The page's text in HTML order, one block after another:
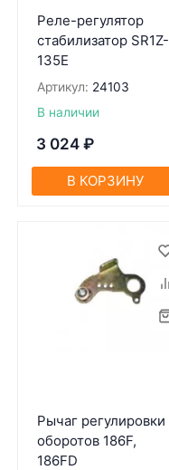
Реле-регулятор
стабилизатор SR1Z-
135E
Артикул: 24103
В наличии
3 024 ₽
В КОРЗИНУ
Рычаг регулировки
оборотов 186F,
186FD